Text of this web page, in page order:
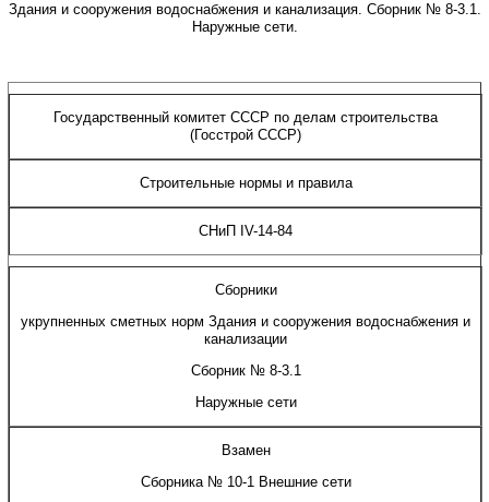
Здания и сооружения водоснабжения и канализация. Сборник № 8-3.1.
Наружные сети.
Государственный комитет СССР по делам строительства
(Госстрой СССР)
Строительные нормы и правила
СНиП IV-14-84
Сборники
укрупненных сметных норм Здания и сооружения водоснабжения и
канализации
Сборник № 8-3.1
Наружные сети
Взамен
Сборника № 10-1 Внешние сети